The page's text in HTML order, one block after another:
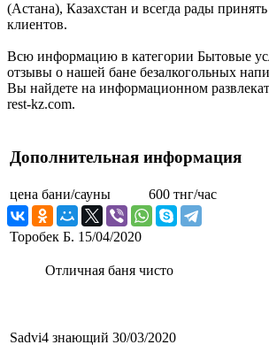
(Астана), Казахстан и всегда рады
клиентов.
Всю информацию в категории Бытовые
отзывы о нашей бане безалкогольных
Вы найдете на информационном
rest-kz.com.
Дополнительная информация
цена бани/сауны 600 тнг/час
Торобек Б. 15/04/2020
Отличная баня чисто
Sadvi4 знающий 30/03/2020